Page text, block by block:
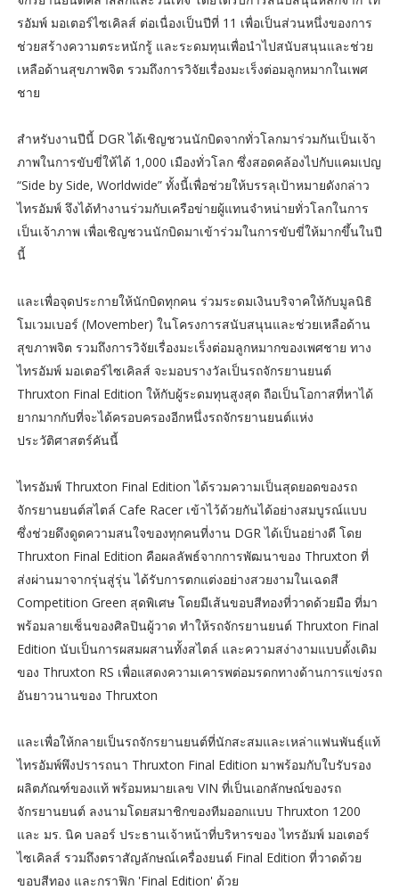
รอัมพ์ มอเตอร์ไซเคิลส์ ต่อเนื่องเป็นปีที่ 11 เพื่อเป็นส่วนหนึ่งของการ
ช่วยสร้างความตระหนักรู้ และระดมทุนเพื่อนำไปสนับสนุนและช่วย
เหลือด้านสุขภาพจิต รวมถึงการวิจัยเรื่องมะเร็งต่อมลูกหมากในเพศ
ชาย
สำหรับงานปีนี้ DGR ได้เชิญชวนนักบิดจากทั่วโลกมาร่วมกันเป็นเจ้า
ภาพในการขับขี่ให้ได้ 1,000 เมืองทั่วโลก ซึ่งสอดคล้องไปกับแคมเปญ
“Side by Side, Worldwide” ทั้งนี้เพื่อช่วยให้บรรลุเป้าหมายดังกล่าว
ไทรอัมพ์ จึงได้ทำงานร่วมกับเครือข่ายผู้แทนจำหน่ายทั่วโลกในการ
เป็นเจ้าภาพ เพื่อเชิญชวนนักบิดมาเข้าร่วมในการขับขี่ให้มากขึ้นในปี
นี้
และเพื่อจุดประกายให้นักบิดทุกคน ร่วมระดมเงินบริจาคให้กับมูลนิธิ
โมเวมเบอร์ (Movember) ในโครงการสนับสนุนและช่วยเหลือด้าน
สุขภาพจิต รวมถึงการวิจัยเรื่องมะเร็งต่อมลูกหมากของเพศชาย ทาง
ไทรอัมพ์ มอเตอร์ไซเคิลส์ จะมอบรางวัลเป็นรถจักรยานยนต์
Thruxton Final Edition ให้กับผู้ระดมทุนสูงสุด ถือเป็นโอกาสที่หาได้
ยากมากกับที่จะได้ครอบครองอีกหนึ่งรถจักรยานยนต์แห่ง
ประวัติศาสตร์คันนี้
ไทรอัมพ์ Thruxton Final Edition ได้รวมความเป็นสุดยอดของรถ
จักรยานยนต์สไตล์ Cafe Racer เข้าไว้ด้วยกันได้อย่างสมบูรณ์แบบ
ซึ่งช่วยดึงดูดความสนใจของทุกคนที่งาน DGR ได้เป็นอย่างดี โดย
Thruxton Final Edition คือผลลัพธ์จากการพัฒนาของ Thruxton ที่
ส่งผ่านมาจากรุ่นสู่รุ่น ได้รับการตกแต่งอย่างสวยงามในเฉดสี
Competition Green สุดพิเศษ โดยมีเส้นขอบสีทองที่วาดด้วยมือ ที่มา
พร้อมลายเซ็นของศิลปินผู้วาด ทำให้รถจักรยานยนต์ Thruxton Final
Edition นับเป็นการผสมผสานทั้งสไตล์ และความสง่างามแบบดั้งเดิม
ของ Thruxton RS เพื่อแสดงความเคารพต่อมรดกทางด้านการแข่งรถ
อันยาวนานของ Thruxton
และเพื่อให้กลายเป็นรถจักรยานยนต์ที่นักสะสมและเหล่าแฟนพันธุ์แท้
ไทรอัมพ์พึงปรารถนา Thruxton Final Edition มาพร้อมกับใบรับรอง
ผลิตภัณฑ์ของแท้ พร้อมหมายเลข VIN ที่เป็นเอกลักษณ์ของรถ
จักรยานยนต์ ลงนามโดยสมาชิกของทีมออกแบบ Thruxton 1200
และ มร. นิค บลอร์ ประธานเจ้าหน้าที่บริหารของ ไทรอัมพ์ มอเตอร์
ไซเคิลส์ รวมถึงตราสัญลักษณ์เครื่องยนต์ Final Edition ที่วาดด้วย
ขอบสีทอง และกราฟิก 'Final Edition' ด้วย